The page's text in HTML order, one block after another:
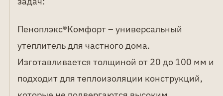
Пеноплэкс®Комфорт – универсальный
утеплитель для частного дома.
Изготавливается толщиной от 20 до 100 мм и
подходит для теплоизоляции конструкций,